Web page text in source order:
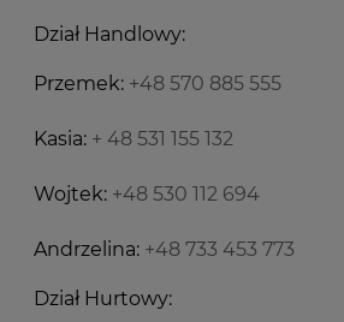
Dział Handlowy:
Przemek: +48 570 885 555
Kasia: + 48 531 155 132
Wojtek: +48 530 112 694
Andrzelina: +48 733 453 773
Dział Hurtowy: